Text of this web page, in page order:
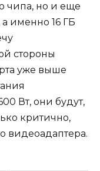
чипа, но и еще
именно 16 ГБ
стороны
уже выше
Вт, они будут,
критично,
видеоадаптера.